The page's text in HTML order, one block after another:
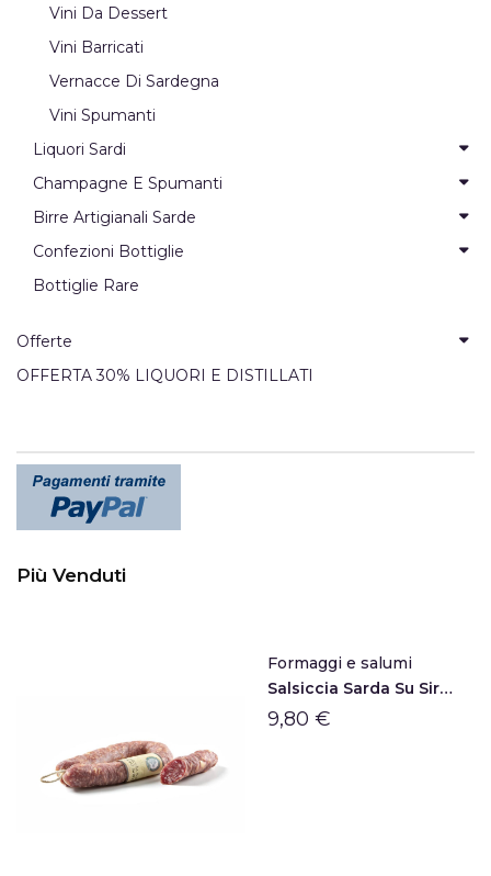
Vini Da Dessert
Vini Barricati
Vernacce Di Sardegna
Vini Spumanti
Liquori Sardi
Champagne E Spumanti
Birre Artigianali Sarde
Confezioni Bottiglie
Bottiglie Rare
Offerte
OFFERTA 30% LIQUORI E DISTILLATI
Più Venduti
Formaggi e salumi
Salsiccia Sarda Su Sirboni
9,80 €